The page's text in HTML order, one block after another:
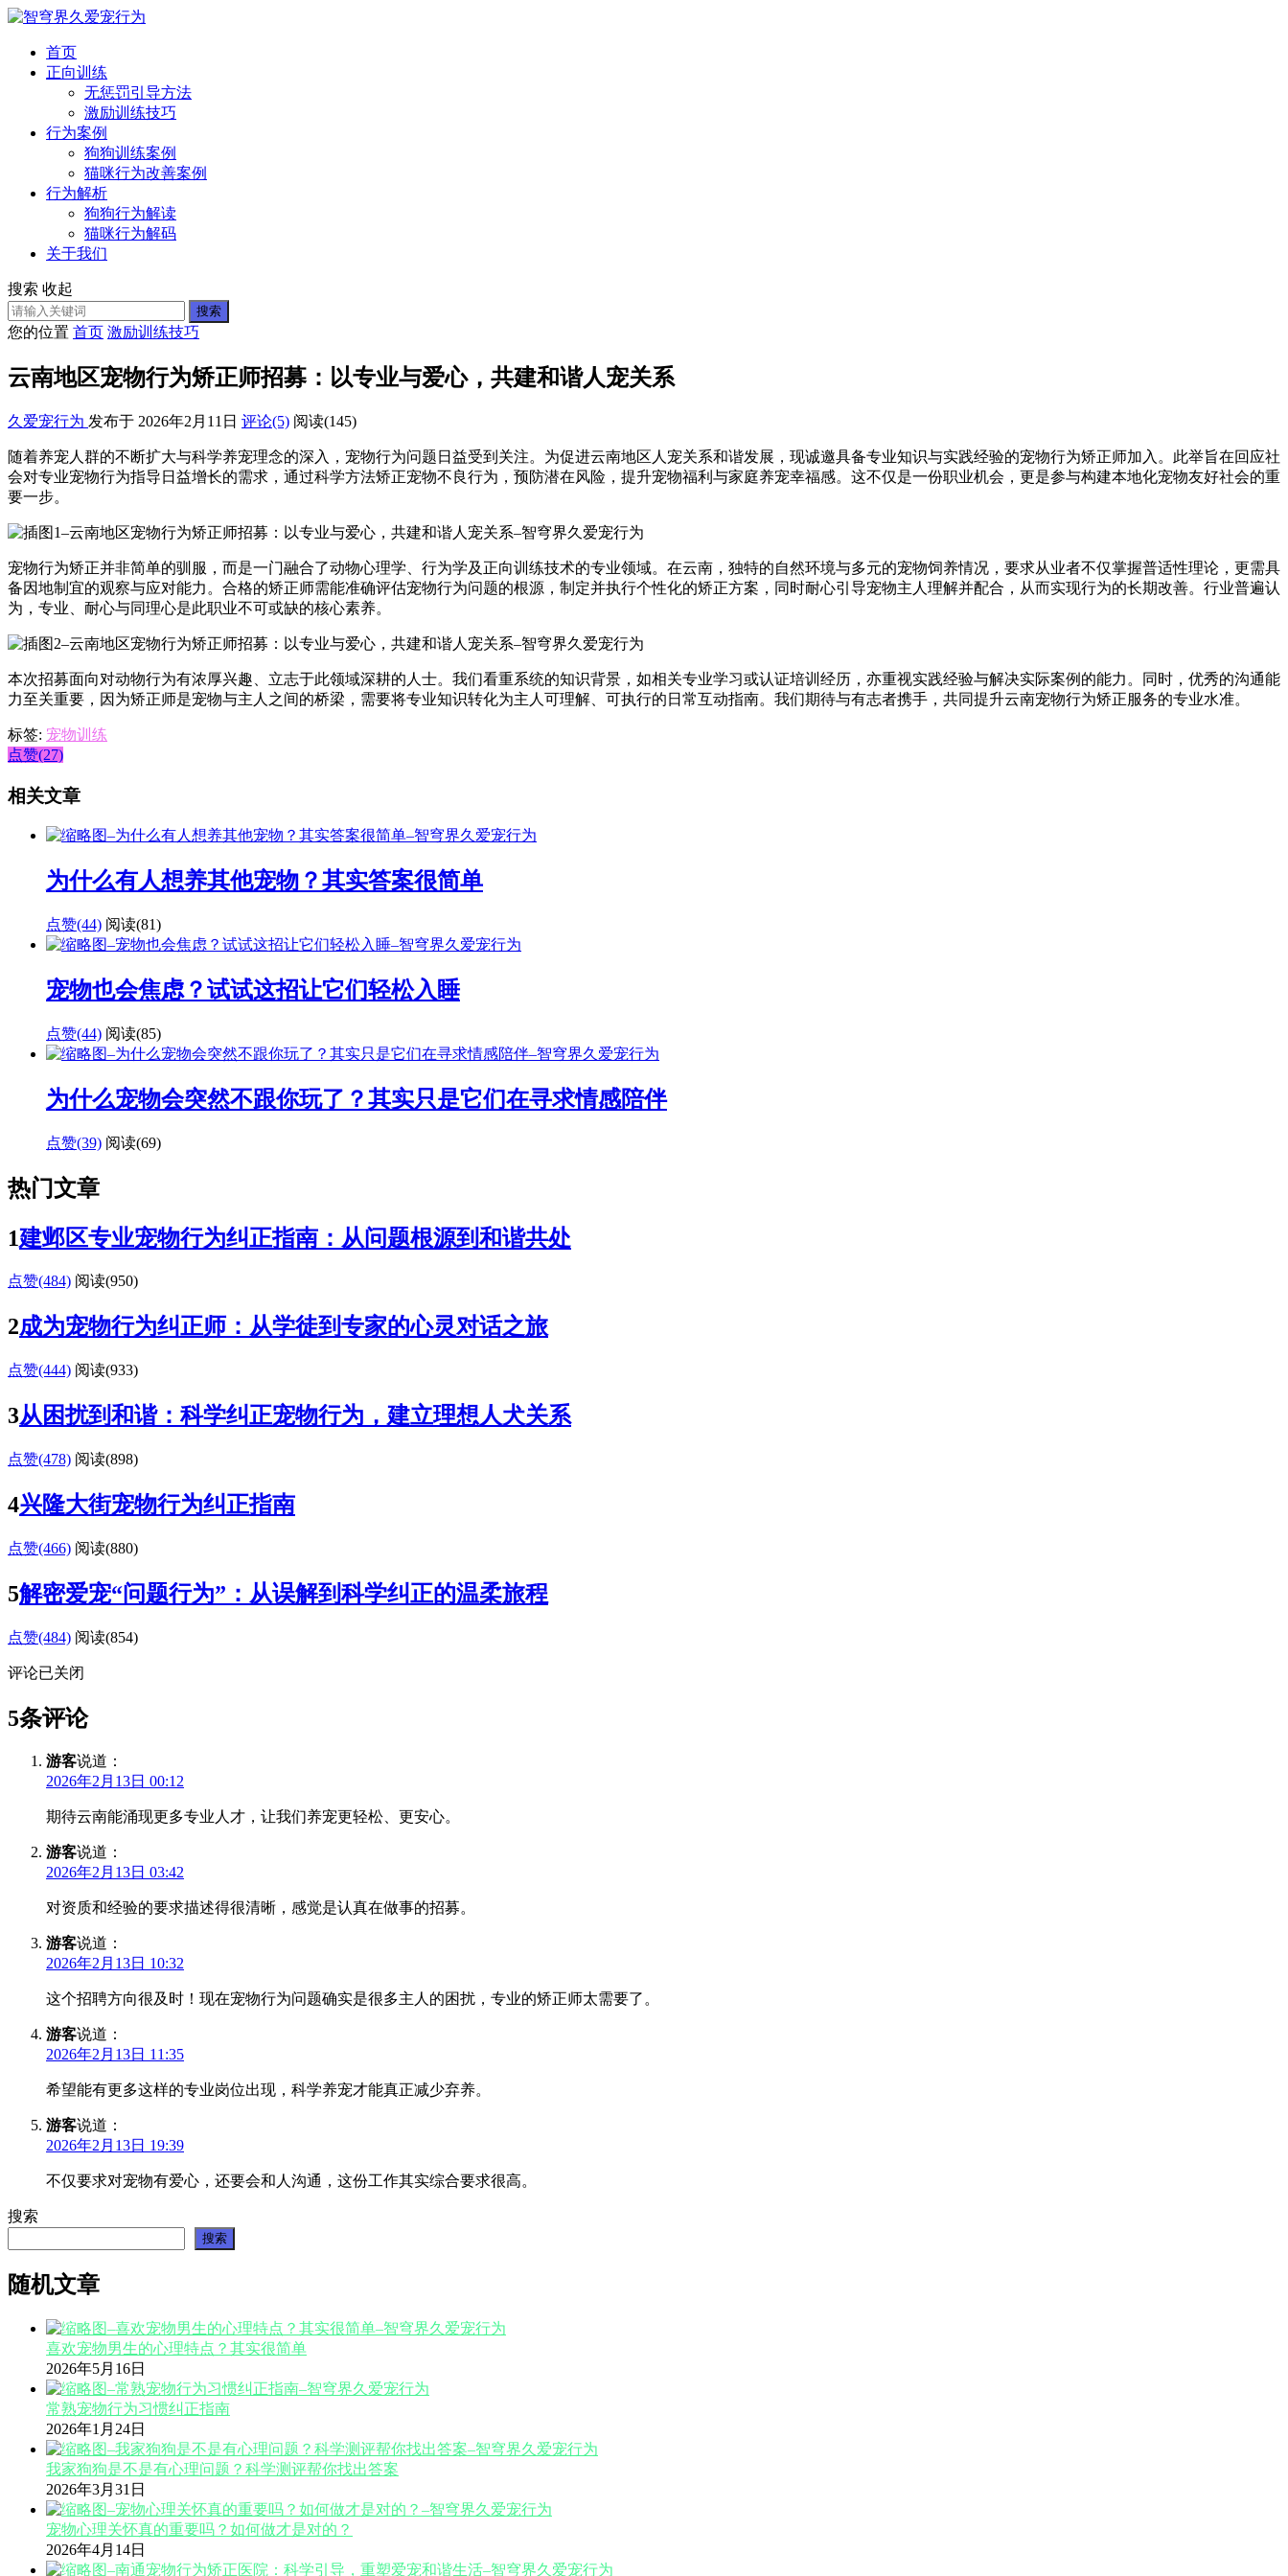
首页
正向训练
无惩罚引导方法
激励训练技巧
行为案例
狗狗训练案例
猫咪行为改善案例
行为解析
狗狗行为解读
猫咪行为解码
关于我们
搜索 收起
搜索
您的位置 首页 激励训练技巧
云南地区宠物行为矫正师招募：以专业与爱心，共建和谐人宠关系
久爱宠行为 发布于 2026年2月11日 评论(5) 阅读(145)
随着养宠人群的不断扩大与科学养宠理念的深入，宠物行为问题日益受到关注。为促进云南地区人宠关系和谐发展，现诚邀具备专业知识与实践经验的宠物行为矫正师加入。此举旨在回应社
会对专业宠物行为指导日益增长的需求，通过科学方法矫正宠物不良行为，预防潜在风险，提升宠物福利与家庭养宠幸福感。这不仅是一份职业机会，更是参与构建本地化宠物友好社会的重
要一步。
宠物行为矫正并非简单的驯服，而是一门融合了动物心理学、行为学及正向训练技术的专业领域。在云南，独特的自然环境与多元的宠物饲养情况，要求从业者不仅掌握普适性理论，更需具
备因地制宜的观察与应对能力。合格的矫正师需能准确评估宠物行为问题的根源，制定并执行个性化的矫正方案，同时耐心引导宠物主人理解并配合，从而实现行为的长期改善。行业普遍认
为，专业、耐心与同理心是此职业不可或缺的核心素养。
本次招募面向对动物行为有浓厚兴趣、立志于此领域深耕的人士。我们看重系统的知识背景，如相关专业学习或认证培训经历，亦重视实践经验与解决实际案例的能力。同时，优秀的沟通能
力至关重要，因为矫正师是宠物与主人之间的桥梁，需要将专业知识转化为主人可理解、可执行的日常互动指南。我们期待与有志者携手，共同提升云南宠物行为矫正服务的专业水准。
标签: 宠物训练
点赞(27)
相关文章
为什么有人想养其他宠物？其实答案很简单
点赞(44) 阅读(81)
宠物也会焦虑？试试这招让它们轻松入睡
点赞(44) 阅读(85)
为什么宠物会突然不跟你玩了？其实只是它们在寻求情感陪伴
点赞(39) 阅读(69)
热门文章
1建邺区专业宠物行为纠正指南：从问题根源到和谐共处
点赞(484) 阅读(950)
2成为宠物行为纠正师：从学徒到专家的心灵对话之旅
点赞(444) 阅读(933)
3从困扰到和谐：科学纠正宠物行为，建立理想人犬关系
点赞(478) 阅读(898)
4兴隆大街宠物行为纠正指南
点赞(466) 阅读(880)
5解密爱宠“问题行为”：从误解到科学纠正的温柔旅程
点赞(484) 阅读(854)
评论已关闭
5条评论
游客说道：
2026年2月13日 00:12
期待云南能涌现更多专业人才，让我们养宠更轻松、更安心。
游客说道：
2026年2月13日 03:42
对资质和经验的要求描述得很清晰，感觉是认真在做事的招募。
游客说道：
2026年2月13日 10:32
这个招聘方向很及时！现在宠物行为问题确实是很多主人的困扰，专业的矫正师太需要了。
游客说道：
2026年2月13日 11:35
希望能有更多这样的专业岗位出现，科学养宠才能真正减少弃养。
游客说道：
2026年2月13日 19:39
不仅要求对宠物有爱心，还要会和人沟通，这份工作其实综合要求很高。
搜索
搜索
随机文章
喜欢宠物男生的心理特点？其实很简单
2026年5月16日
常熟宠物行为习惯纠正指南
2026年1月24日
我家狗狗是不是有心理问题？科学测评帮你找出答案
2026年3月31日
宠物心理关怀真的重要吗？如何做才是对的？
2026年4月14日